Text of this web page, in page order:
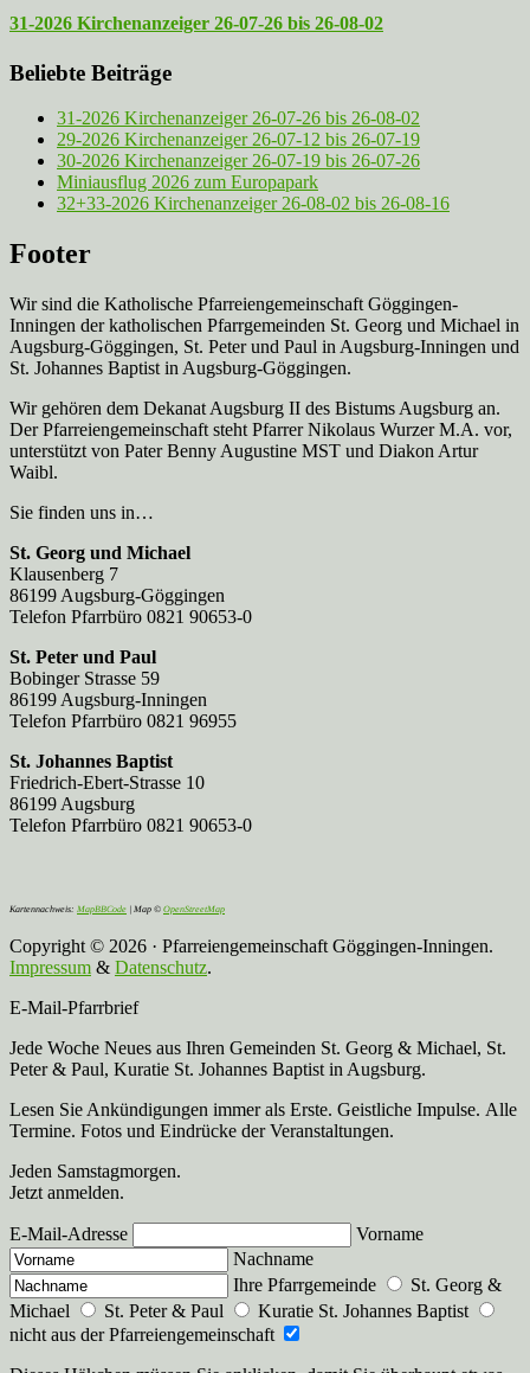
31-2026 Kirchenanzeiger 26-07-26 bis 26-08-02
Beliebte Beiträge
31-2026 Kirchenanzeiger 26-07-26 bis 26-08-02
29-2026 Kirchenanzeiger 26-07-12 bis 26-07-19
30-2026 Kirchenanzeiger 26-07-19 bis 26-07-26
Miniausflug 2026 zum Europapark
32+33-2026 Kirchenanzeiger 26-08-02 bis 26-08-16
Footer
Wir sind die Katholische Pfarreien­gemeinschaft Göggingen-
Inningen der katholischen Pfarrgemeinden St. Georg und Michael in
Augsburg-Göggingen, St. Peter und Paul in Augsburg-Inningen und
St. Johannes Baptist in Augsburg-Göggingen.
Wir gehören dem Dekanat Augsburg II des Bistums Augsburg an.
Der Pfarreien­gemeinschaft steht Pfarrer Nikolaus Wurzer M.A. vor,
unterstützt von Pater Benny Augustine MST und Diakon Artur
Waibl.
Sie finden uns in…
St. Georg und Michael
Klausenberg 7
86199 Augsburg-Göggingen
Telefon Pfarrbüro 0821 90653-0
St. Peter und Paul
Bobinger Strasse 59
86199 Augsburg-Inningen
Telefon Pfarrbüro 0821 96955
St. Johannes Baptist
Friedrich-Ebert-Strasse 10
86199 Augsburg
Telefon Pfarrbüro 0821 90653-0
Kartennachweis: MapBBCode | Map © OpenStreetMap
Copyright © 2026 · Pfarreiengemeinschaft Göggingen-Inningen.
Impressum & Datenschutz.
E-Mail-Pfarrbrief
Jede Woche Neues aus Ihren Gemeinden St. Georg & Michael, St.
Peter & Paul, Kuratie St. Johannes Baptist in Augsburg.
Lesen Sie Ankündigungen immer als Erste. Geistliche Impulse. Alle
Termine. Fotos und Eindrücke der Veranstaltungen.
Jeden Samstagmorgen.
Jetzt anmelden.
E-Mail-Adresse
Vorname
Nachname
Ihre Pfarrgemeinde
St. Georg &
Michael
St. Peter & Paul
Kuratie St. Johannes Baptist
nicht aus der Pfarreiengemeinschaft